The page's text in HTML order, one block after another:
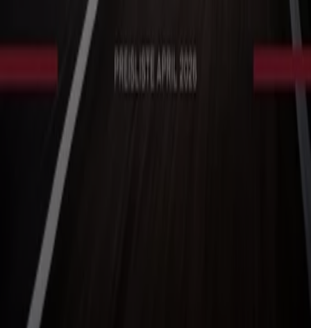
Marken
Lokale Marken
Unternehmen
Filiale in der Nähe
Produkte
Lokale Produkte
Städte
Die App von Tiendeo herunterladen
Copyright © Tiendeo ® 2026 · Shopfully Marketing S.L.U. –
Palau de Mar – 08039 Barcelona, Spain